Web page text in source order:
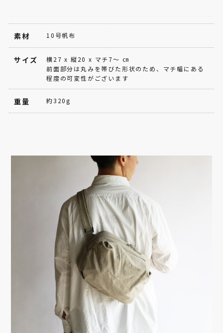
素材 10号帆布
サイズ
横27 x 縦20 x マチ7～ ㎝
前面部分は丸みを帯びた形状のため、マチ幅にある
程度の可変性がございます
重量 約320g